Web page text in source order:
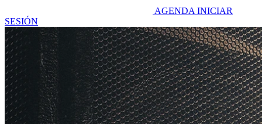
AGENDA INICIAR
SESIÓN